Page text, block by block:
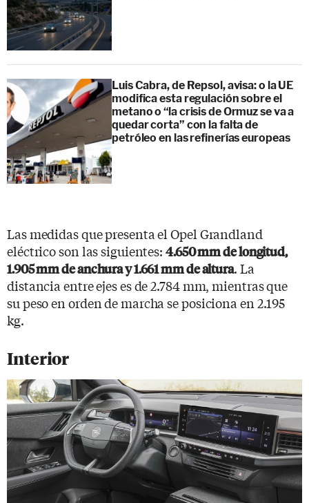
Luis Cabra, de Repsol, avisa: o la UE
modifica esta regulación sobre el
metano o “la crisis de Ormuz se va a
quedar corta” con la falta de
petróleo en las refinerías europeas
Las medidas que presenta el Opel Grandland
eléctrico son las siguientes: 4.650 mm de longitud,
1.905 mm de anchura y 1.661 mm de altura. La
distancia entre ejes es de 2.784 mm, mientras que
su peso en orden de marcha se posiciona en 2.195
kg.
Interior